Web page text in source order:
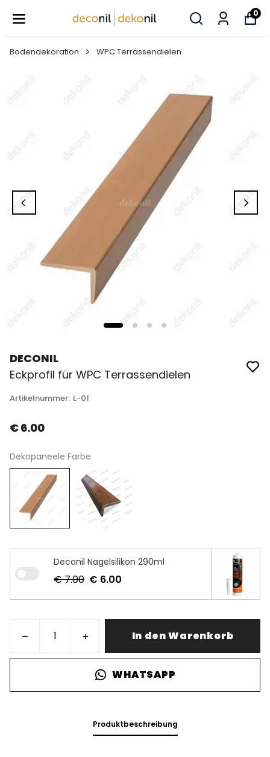
0
Bodendekoration WPC Terrassendielen
DECONIL
Eckprofil für WPC Terrassendielen
Artikelnummer: L-01
€ 6.00
Dekopaneele Farbe
Deconil Nagelsilikon 290ml
€ 7.00 € 6.00
In den Warenkorb
WHATSAPP
Produktbeschreibung